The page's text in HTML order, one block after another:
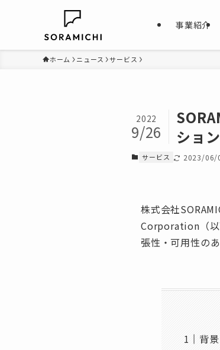
事業紹介
ホーム ニュース サービス
ショ
2022
9/26
サービス 2023/06/
株式会社
Corporation（以
張性・可用性の
背景